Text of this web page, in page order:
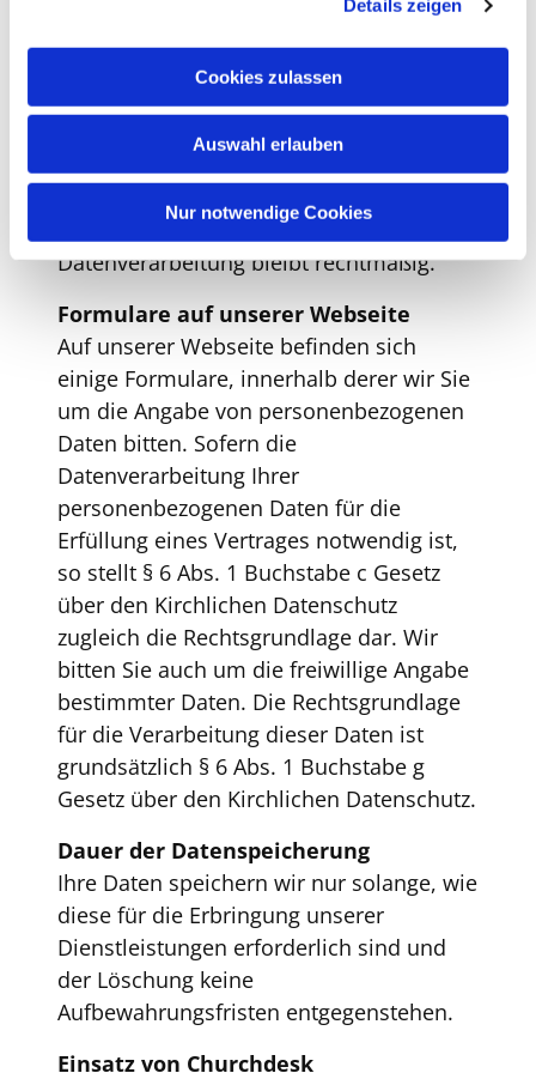
Details zeigen
Cookies zulassen
Auswahl erlauben
Nur notwendige Cookies
Die Einwilligung in den Erhalt des
Newsletters können Sie jederzeit mit
Wirkung für die Zukunft widerrufen, zum
Beispiel per E-Mail anmail@bernhard-
lichtenberg.berlin
. Die bis zu Ihrem
Widerruf der Einwilligung erfolgte
Datenverarbeitung bleibt rechtmäßig.
Formulare auf unserer Webseite
Auf unserer Webseite befinden sich
einige Formulare, innerhalb derer wir Sie
um die Angabe von personenbezogenen
Daten bitten. Sofern die
Datenverarbeitung Ihrer
personenbezogenen Daten für die
Erfüllung eines Vertrages notwendig ist,
so stellt § 6 Abs. 1 Buchstabe c Gesetz
über den Kirchlichen Datenschutz
zugleich die Rechtsgrundlage dar. Wir
bitten Sie auch um die freiwillige Angabe
bestimmter Daten. Die Rechtsgrundlage
für die Verarbeitung dieser Daten ist
grundsätzlich § 6 Abs. 1 Buchstabe g
Gesetz über den Kirchlichen Datenschutz.
Dauer der Datenspeicherung
Ihre Daten speichern wir nur solange, wie
diese für die Erbringung unserer
Dienstleistungen erforderlich sind und
der Löschung keine
Aufbewahrungsfristen entgegenstehen.
Einsatz von Churchdesk